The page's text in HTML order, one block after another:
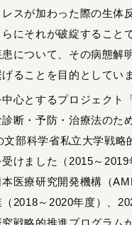
スが加わった際の生体
にそれが破綻すること
について、その病態解
ることを目的としてい
心とするプロジェクト
断・予防・治療法のた
文部科学省私立大学戦略
けました（2015～
医療研究開発機構（
2018～2020年度）、
戦略的推進プログラム